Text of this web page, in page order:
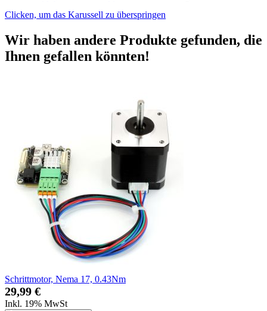
Clicken, um das Karussell zu überspringen
Wir haben andere Produkte gefunden, die
Ihnen gefallen könnten!
Schrittmotor, Nema 17, 0.43Nm
29,99 €
Inkl. 19% MwSt